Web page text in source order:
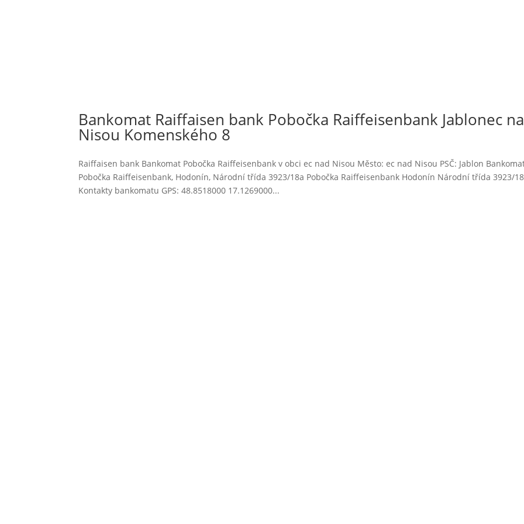
Bankomat Raiffaisen bank Pobočka Raiffeisenbank Jablonec
Nisou Komenského 8
Raiffaisen bank Bankomat Pobočka Raiffeisenbank v obci ec nad Nisou Město: ec nad Nisou PSČ: Jablon
Pobočka Raiffeisenbank, Hodonín, Národní třída 3923/18a Pobočka Raiffeisenbank Hodonín Národní třída 3923/
Kontakty bankomatu GPS: 48.8518000 17.1269000...